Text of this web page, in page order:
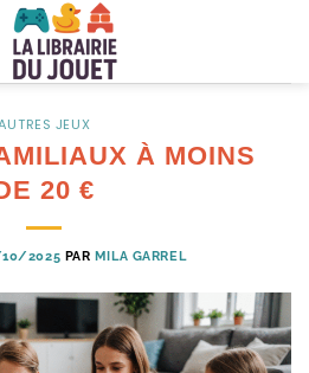
JEUX
À MOINS
20 €
2025 PAR MILA GARREL